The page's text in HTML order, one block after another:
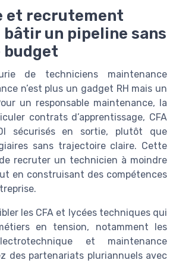
et recrutement
un pipeline sans
budget
de techniciens maintenance
n’est plus un gadget RH mais un
un responsable maintenance, la
contrats d’apprentissage, CFA
sécurisés en sortie, plutôt que
sans trajectoire claire. Cette
recruter un technicien à moindre
en construisant des compétences
les CFA et lycées techniques qui
en tension, notamment les
et maintenance
des partenariats pluriannuels avec